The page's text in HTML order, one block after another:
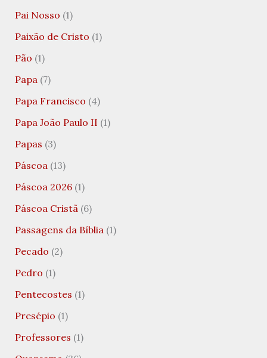
Pai Nosso (1)
Paixão de Cristo (1)
Pão (1)
Papa (7)
Papa Francisco (4)
Papa João Paulo II (1)
Papas (3)
Páscoa (13)
Páscoa 2026(1)
Páscoa Cristã (6)
Passagens da Bíblia (1)
Pecado (2)
Pedro (1)
Pentecostes (1)
Presépio (1)
Professores (1)